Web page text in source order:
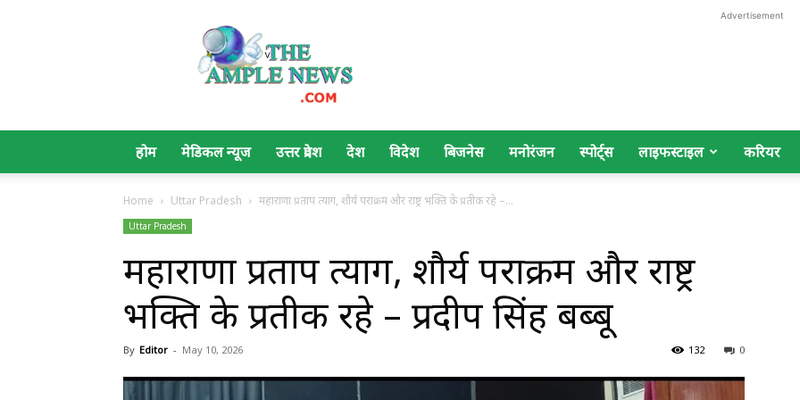
Ample
News
Advertisement
होम मेडिकल न्यूज उत्तर प्रदेश देश विदेश बिजनेस मनोरंजन स्पोर्ट्स लाइफस्टाइल करियर
Home Uttar Pradesh महाराणा प्रताप त्याग, शौर्य पराक्रम और राष्ट्र भक्ति के प्रतीक रहे –...
Uttar Pradesh
महाराणा प्रताप त्याग, शौर्य पराक्रम और राष्ट्र
भक्ति के प्रतीक रहे – प्रदीप सिंह बब्बू
By Editor - May 10, 2026 0
132